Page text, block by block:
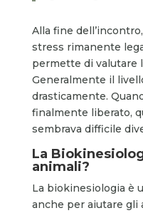
Alla fine
stress rimanente
permette di valutare
Generalmente il
drasticamente.
finalmente liberato,
sembrava difficile
La
animali?
La biokinesiologia è
anche per aiutare gli